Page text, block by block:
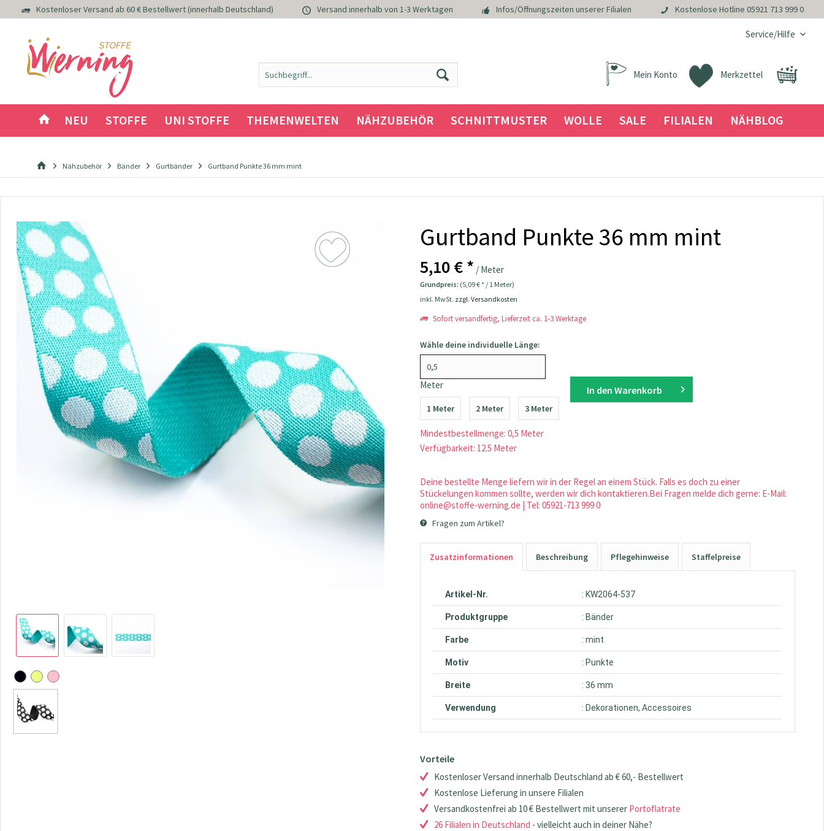
Kostenloser Versand ab 60 € Bestellwert (innerhalb Deutschland) Versand innerhalb von 1-3 Werktagen Infos/Öffnungszeiten unserer Filialen Kostenlose Hotline 05921 713 999 0
Service/Hilfe
Merkzettel
Mein Konto
NEU STOFFE UNI STOFFE THEMENWELTEN NÄHZUBEHÖR SCHNITTMUSTER WOLLE SALE FILIALEN NÄHBLOG
Nähzubehör Bänder Gurtbänder Gurtband Punkte 36 mm mint
Gurtband Punkte 36 mm mint
5,10 € * / Meter
Grundpreis: (5,09 € * / 1 Meter)
inkl. MwSt. zzgl. Versandkosten
Sofort versandfertig, Lieferzeit ca. 1-3 Werktage
Wähle deine individuelle Länge:
Meter
1 Meter 2 Meter 3 Meter
Mindestbestellmenge: 0,5 Meter
Verfügbarkeit: 12.5 Meter
In den Warenkorb
Deine bestellte Menge liefern wir in der Regel an einem Stück. Falls es doch zu einer
Stückelungen kommen sollte, werden wir dich kontaktieren.Bei Fragen melde dich gerne: E-Mail:
online@stoffe-werning.de | Tel: 05921-713 999 0
Fragen zum Artikel?
Zusatzinformationen Beschreibung Pflegehinweise Staffelpreise
Artikel-Nr. : KW2064-537
Produktgruppe : Bänder
Farbe : mint
Motiv : Punkte
Breite : 36 mm
Verwendung : Dekorationen, Accessoires
Vorteile
Kostenloser Versand innerhalb Deutschland ab € 60,- Bestellwert
Kostenlose Lieferung in unsere Filialen
Versandkostenfrei ab 10 € Bestellwert mit unserer Portoflatrate
26 Filialen in Deutschland - vielleicht auch in deiner Nähe?